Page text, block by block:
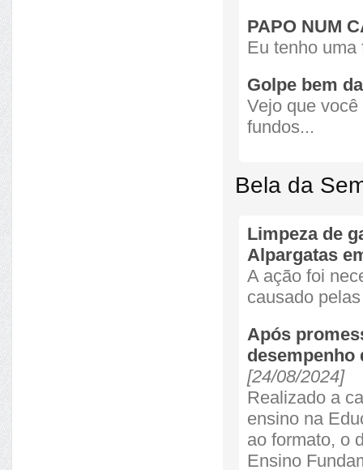
PAPO NUM
Eu tenho uma
Golpe bem
Vejo que
fundos...
Bela da
Limpeza de
Alpargatas
A ação foi
causado
Após
desempenho
[24/08/2024]
Realizado a
ensino na
ao formato, o
Ensino